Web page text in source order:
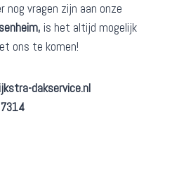
nog vragen zijn aan onze
is het altijd mogelijk
ons te komen!
dakservice.nl